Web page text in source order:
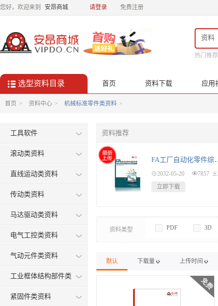
您好，欢迎来到 安昂商城 请登录 免费注册
资料

热门推
 选型资料目录 首页 资料下载 应用
首页 > 资料中心 > 机械标准零件类资料 >
工具软件
滚动类资料
直线运动类资料
传动类资料
马达驱动类资料
电气工控类资料
气动元件类资料
工业框体结构部件类
紧固件类资料
资料推荐
FA工厂
2032-05-20 7857 
立即下载
资料类型 PDF 3D
默认 下载量 上传时间